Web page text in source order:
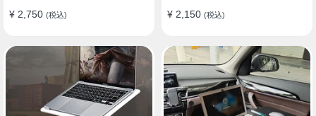
¥ 2,750 (税込) ¥ 2,150 (税込)